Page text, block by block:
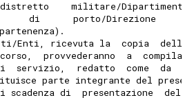
distretto    militare/
di      porto/Direzione
Enti, ricevuta la  copia
provvederanno  a
di  servizio,  redatto  come
parte integrante del
di  presentazione